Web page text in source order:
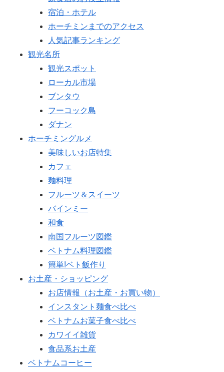
宿泊・ホテル
ホーチミンまでのアクセス
人気記事ランキング
観光名所
観光スポット
ローカル市場
ブンタウ
フーコック島
ダナン
ホーチミングルメ
美味しいお店特集
カフェ
麺料理
フルーツ＆スイーツ
バインミー
和食
南国フルーツ図鑑
ベトナム料理図鑑
簡単!ベト飯作り
お土産・ショッピング
お店情報（お土産・お買い物）
インスタント麺食べ比べ
ベトナムお菓子食べ比べ
カワイイ雑貨
食品系お土産
ベトナムコーヒー